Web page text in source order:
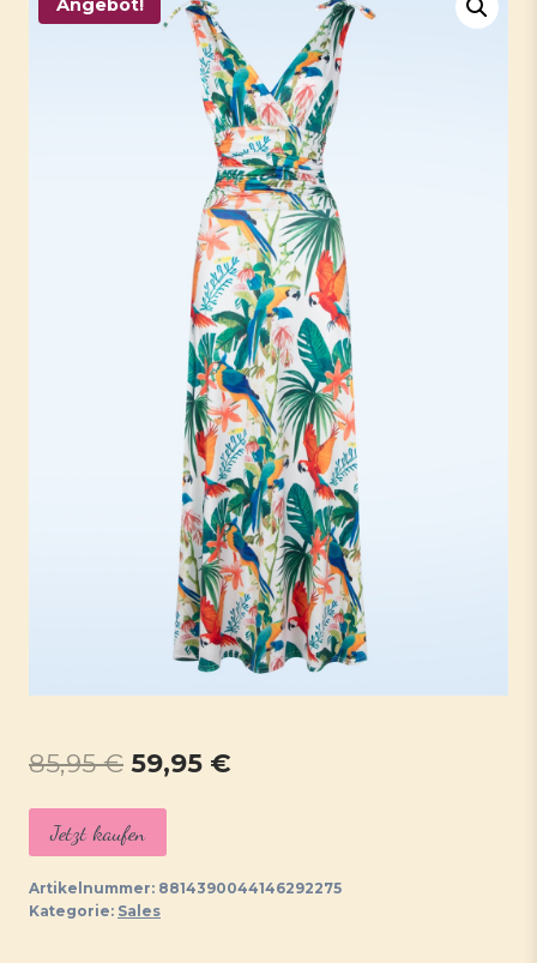
Angebot!
85,95€ Ursprünglicher
Preis
war:
85,95 €
59,95 €
59,95 €.
Jetzt kaufen
Artikelnummer: 8814390044146292275
Kategorie: Sales